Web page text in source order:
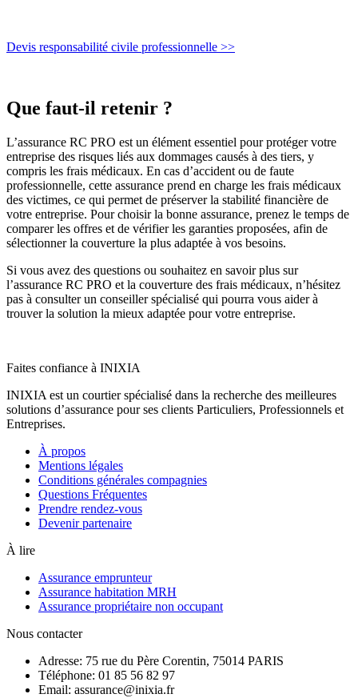
Devis responsabilité civile professionnelle >>
Que faut-il retenir ?
L’assurance RC PRO est un élément essentiel pour protéger votre
entreprise des risques liés aux dommages causés à des tiers, y
compris les frais médicaux. En cas d’accident ou de faute
professionnelle, cette assurance prend en charge les frais médicaux
des victimes, ce qui permet de préserver la stabilité financière de
votre entreprise. Pour choisir la bonne assurance, prenez le temps de
comparer les offres et de vérifier les garanties proposées, afin de
sélectionner la couverture la plus adaptée à vos besoins.
Si vous avez des questions ou souhaitez en savoir plus sur
l’assurance RC PRO et la couverture des frais médicaux, n’hésitez
pas à consulter un conseiller spécialisé qui pourra vous aider à
trouver la solution la mieux adaptée pour votre entreprise.
Faites confiance à INIXIA
INIXIA est un courtier spécialisé dans la recherche des meilleures
solutions d’assurance pour ses clients Particuliers, Professionnels et
Entreprises.
À propos
Mentions légales
Conditions générales compagnies
Questions Fréquentes
Prendre rendez-vous
Devenir partenaire
À lire
Assurance emprunteur
Assurance habitation MRH
Assurance propriétaire non occupant
Nous contacter
Adresse: 75 rue du Père Corentin, 75014 PARIS
Téléphone: 01 85 56 82 97
Email: assurance@inixia.fr